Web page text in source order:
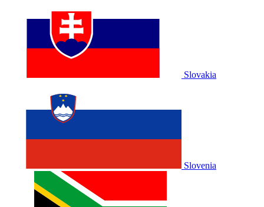
Slovakia
Slovenia